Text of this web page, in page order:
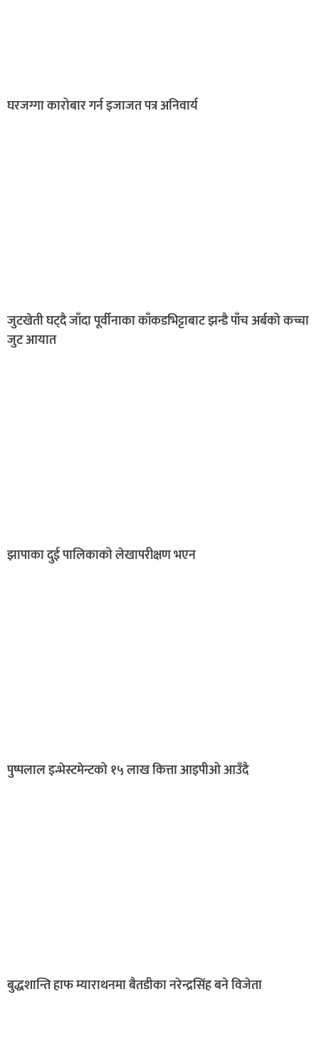
घरजग्गा कारोबार गर्न इजाजत पत्र अनिवार्य
जुटखेती घट्दै जाँदा पूर्वीनाका काँकडभिट्टाबाट झन्डै पाँच अर्बको कच्चा
जुट आयात
झापाका दुई पालिकाको लेखापरीक्षण भएन
पुष्पलाल इन्भेस्टमेन्टको १५ लाख कित्ता आइपीओ आउँदै
बुद्धशान्ति हाफ म्याराथनमा बैतडीका नरेन्द्रसिंह बने विजेता